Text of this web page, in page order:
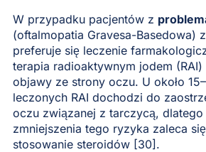
W przypadku pacjentów z
(oftalmopatia Gravesa-Basedowa)
preferuje się leczenie
terapia radioaktywnym jodem
objawy ze strony oczu. U około
leczonych RAI dochodzi do
oczu związanej z tarczycą,
zmniejszenia tego ryzyka zaleca
stosowanie steroidów [30].